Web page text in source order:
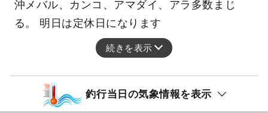
沖メバル、カンコ、アマダイ、アラ多数まじ
る。 明日は定休日になります
続きを表示
釣行当日の気象情報を表示